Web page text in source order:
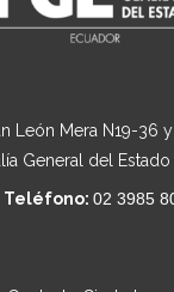
León Mera N19-36
General del Estado
Teléfono: 02 3985